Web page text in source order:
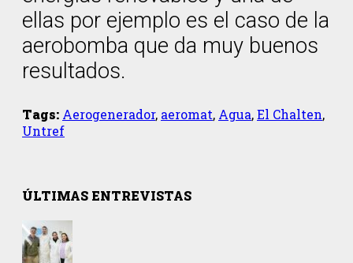
ellas por ejemplo es el caso de la
aerobomba que da muy buenos
resultados.
Tags: Aerogenerador, aeromat, Agua,El Chalten,
Untref
ÚLTIMAS ENTREVISTAS